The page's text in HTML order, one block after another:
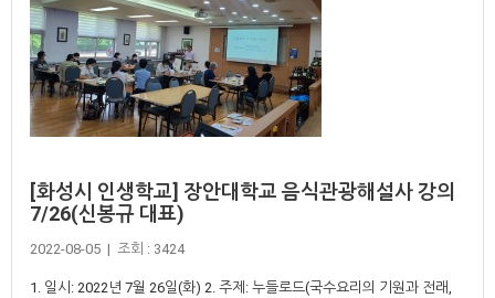
[화성시 인생학교] 장안대학교 음식관광해설사 강의
7/26(신봉규 대표)
2022-08-05 | 조회 : 3424
1. 일시: 2022년 7월 26일(화) 2. 주제: 누들로드(국수요리의 기원과 전래,